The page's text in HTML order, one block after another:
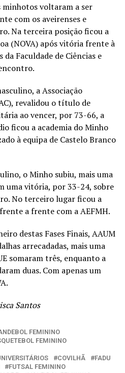
voltaram a ser
com os aveirenses e
Na terceira posição ficou a
(NOVA) após vitória frente à
Faculdade de Ciências e
a Associação
revalidou o título de
ao vencer, por 73-66, a
ficou a academia do Minho
à equipa de Castelo Branco
o Minho subiu, mais uma
uma vitória, por 33-24, sobre
No terceiro lugar ficou a
a frente com a AEFMH.
destas Fases Finais, AAUM
arrecadadas, mais uma
somaram três, enquanto a
duas. Com apenas um
Santos
FEMININO
FEMININO
COVILHÃ
FADU
FUTSAL FEMININO